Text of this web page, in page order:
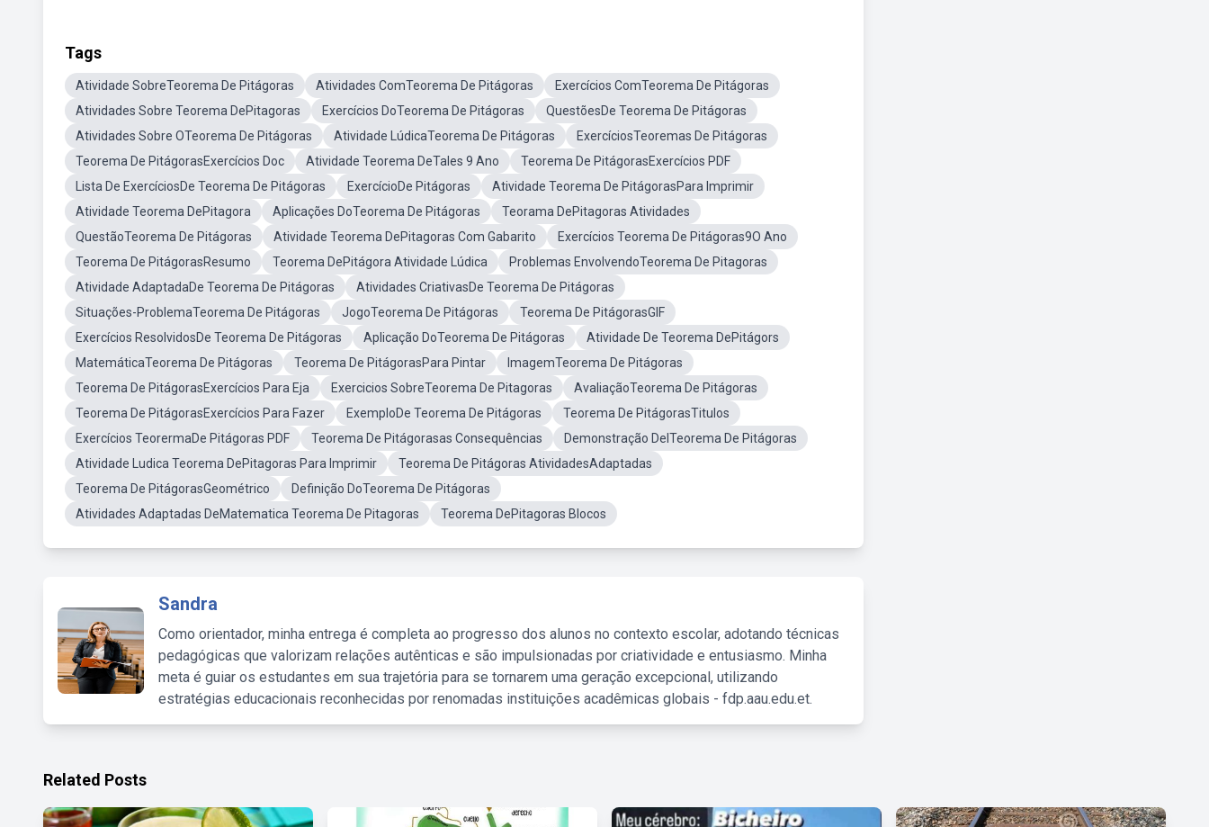
Tags
Atividade SobreTeorema De Pitágoras Atividades ComTeorema De Pitágoras
Exercícios ComTeorema De Pitágoras
Atividades Sobre Teorema DePitagoras
Exercícios DoTeorema De Pitágoras
QuestõesDe Teorema De Pitágoras
Atividades Sobre OTeorema De Pitágoras
Atividade LúdicaTeorema De Pitágoras
ExercíciosTeoremas De Pitágoras
Teorema De PitágorasExercícios Doc
Atividade Teorema DeTales 9 Ano
Teorema De PitágorasExercícios PDF
Lista De ExercíciosDe Teorema De Pitágoras
ExercícioDe Pitágoras
Atividade Teorema De PitágorasPara Imprimir
Atividade Teorema DePitagora
Aplicações DoTeorema De Pitágoras
Teorama DePitagoras Atividades
QuestãoTeorema De Pitágoras
Atividade Teorema DePitagoras Com Gabarito
Exercícios Teorema De Pitágoras9O Ano
Teorema De PitágorasResumo
Teorema DePitágora Atividade Lúdica
Problemas EnvolvendoTeorema De Pitagoras
Atividade AdaptadaDe Teorema De Pitágoras
Atividades CriativasDe Teorema De Pitágoras
Situações-ProblemaTeorema De Pitágoras
JogoTeorema De Pitágoras
Teorema De PitágorasGIF
Exercícios ResolvidosDe Teorema De Pitágoras
Aplicação DoTeorema De Pitágoras
Atividade De Teorema DePitágors
MatemáticaTeorema De Pitágoras
Teorema De PitágorasPara Pintar
ImagemTeorema De Pitágoras
Teorema De PitágorasExercícios Para Eja
Exercicios SobreTeorema De Pitagoras
AvaliaçãoTeorema De Pitágoras
Teorema De PitágorasExercícios Para Fazer
ExemploDe Teorema De Pitágoras
Teorema De PitágorasTitulos
Exercícios TeorermaDe Pitágoras PDF
Teorema De Pitágorasas Consequências
Demonstração DelTeorema De Pitágoras
Atividade Ludica Teorema DePitagoras Para Imprimir
Teorema De Pitágoras AtividadesAdaptadas
Teorema De PitágorasGeométrico
Definição DoTeorema De Pitágoras
Atividades Adaptadas DeMatematica Teorema De Pitagoras
Teorema DePitagoras Blocos
Sandra
Como orientador, minha entrega é completa ao progresso dos alunos no contexto escolar, adotando técnicas
pedagógicas que valorizam relações autênticas e são impulsionadas por criatividade e entusiasmo. Minha
meta é guiar os estudantes em sua trajetória para se tornarem uma geração excepcional, utilizando
estratégias educacionais reconhecidas por renomadas instituições acadêmicas globais - fdp.aau.edu.et.
Related Posts